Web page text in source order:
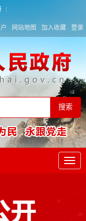
网站地图 加入收藏 登录